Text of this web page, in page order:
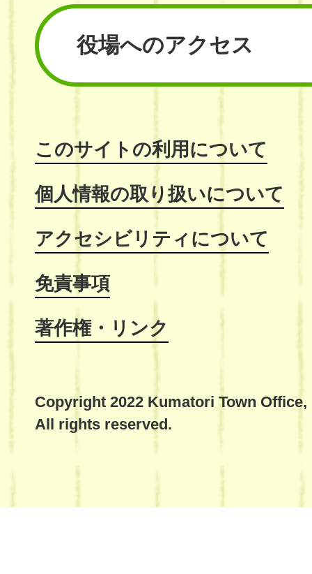
役場へのアクセス
このサイトの利用について
個人情報の取り扱いについて
アクセシビリティについて
免責事項
著作権・リンク
Copyright 2022 Kumatori Town Office,
All rights reserved.